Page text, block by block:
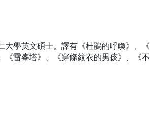
大學英文碩士。譯有《杜鵑的呼喚》、
《雷峯塔》、《穿條紋衣的男孩》、《